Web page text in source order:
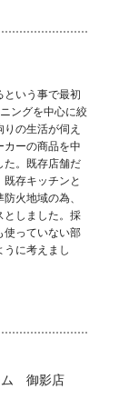
という事で最初
ングを中心に絞
の生活が伺え
カーの商品を中
た。既存店舗だ
存キッチンと
火地域の為、
としました。採
使っていない部
うに考えまし
ム 御影店